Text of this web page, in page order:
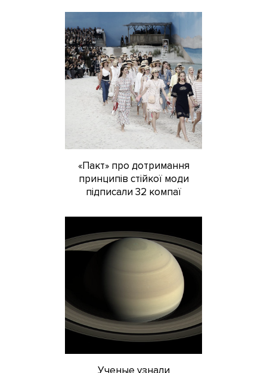
«Пакт» про дотримання
принципів стійкої моди
підписали 32 компаї
Ученые узнали